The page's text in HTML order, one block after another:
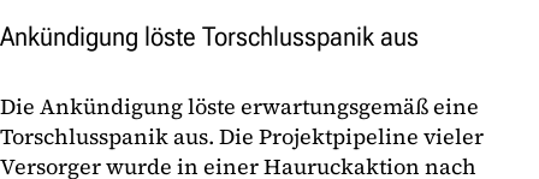
Ankündigung löste Torschlusspanik aus
Die Ankündigung löste erwartungsgemäß eine
Torschlusspanik aus. Die Projektpipeline vieler
Versorger wurde in einer Hauruckaktion nach